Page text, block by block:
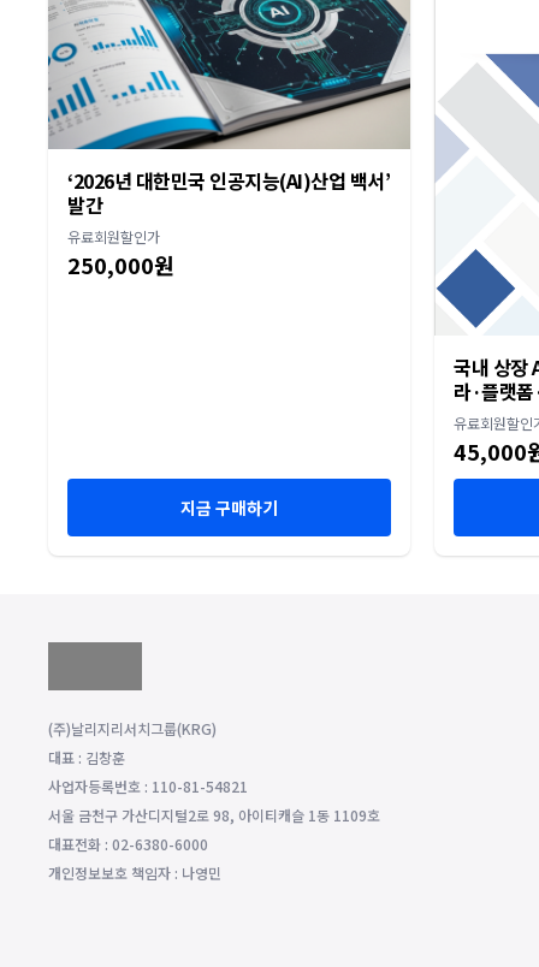
‘2026년 대한민국 인공지능(AI)산업 백서’
발간
유료회원할인가
250,000원
지금 구매하기
국내 상장
라·플랫
유료회원할인
45,000
(주)날리지리서치그룹(KRG)
대표 : 김창훈
사업자등록번호 : 110-81-54821
서울 금천구 가산디지털2로 98, 아이티캐슬 1동 1109호
대표전화 : 02-6380-6000
개인정보보호 책임자 : 나영민